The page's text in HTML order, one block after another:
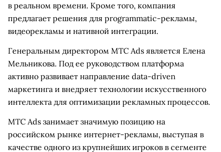
в реальном времени. Кроме того, компания
предлагает решения для programmatic-рекламы,
видеорекламы и нативной интеграции.
Генеральным директором МТС Ads является Елена
Мельникова. Под ее руководством платформа
активно развивает направление data-driven
маркетинга и внедряет технологии искусственного
интеллекта для оптимизации рекламных процессов.
МТС Ads занимает значимую позицию на
российском рынке интернет-рекламы, выступая в
качестве одного из крупнейших игроков в сегменте